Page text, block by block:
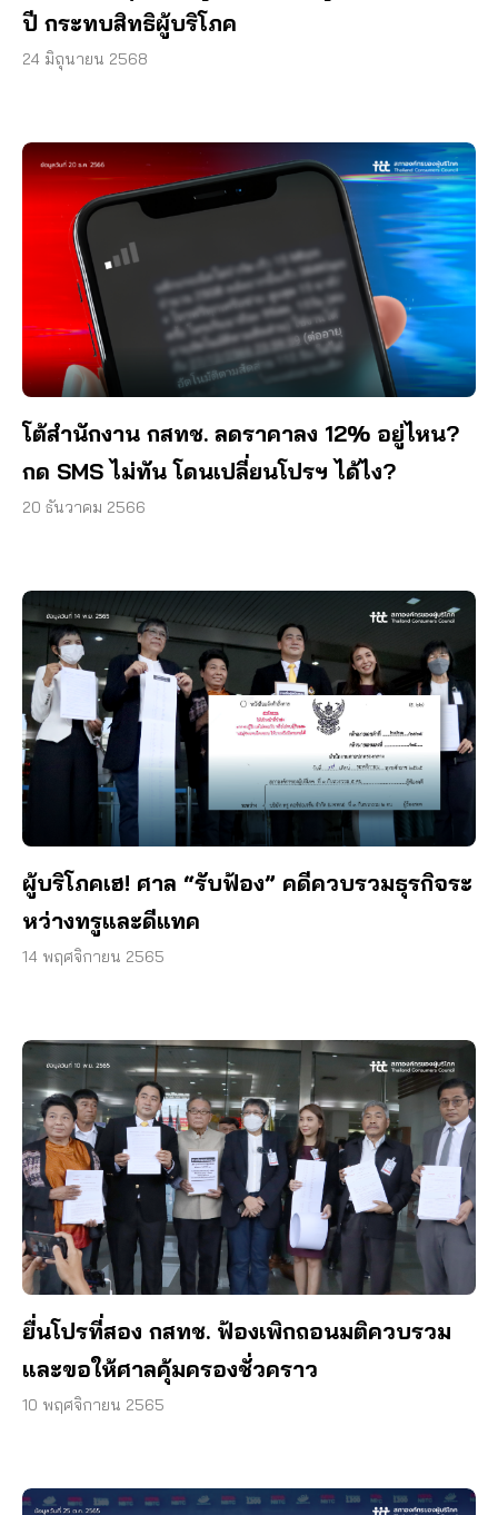
ปี กระทบสิทธิผู้บริโภค
24 มิถุนายน 2568
โต้สำนักงาน กสทช. ลดราคาลง 12% อยู่ไหน?
กด SMS ไม่ทัน โดนเปลี่ยนโปรฯ ได้ไง?
20 ธันวาคม 2566
ผู้บริโภคเฮ! ศาล “รับฟ้อง” คดีควบรวมธุรกิจระ
หว่างทรูและดีแทค
14 พฤศจิกายน 2565
ยื่นโปรที่สอง กสทช. ฟ้องเพิกถอนมติควบรวม
และขอให้ศาลคุ้มครองชั่วคราว
10 พฤศจิกายน 2565